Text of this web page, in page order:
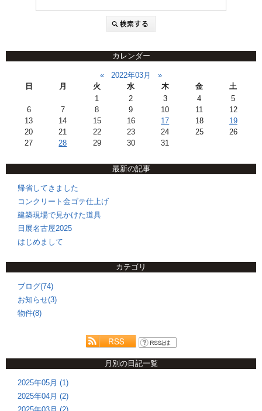
カレンダー
« 2022年03月
»
日
月 火 水 木 金
土
1
2 3 4
5
6
7 8 9 10 11
12
13
14 15 16 17 18
19
20
21 22 23 24 25
26
27
28 29 30 31
最新の記事
帰省してきました
コンクリート金ゴテ仕上げ
建築現場で見かけた道具
日展名古屋2025
はじめまして
カテゴリ
ブログ(74)
お知らせ(3)
物件(8)
月別の日記一覧
2025年05月 (1)
2025年04月 (2)